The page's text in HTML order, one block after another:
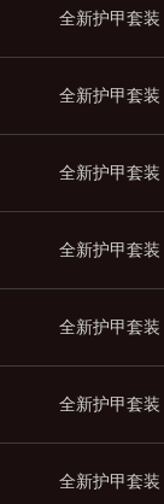
全新护甲套装
全新护甲套装
全新护甲套装
全新护甲套装
全新护甲套装
全新护甲套装
全新护甲套装